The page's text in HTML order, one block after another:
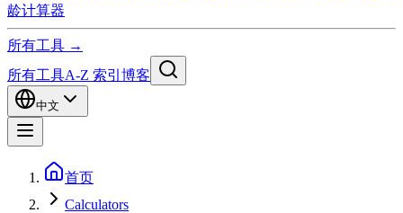
龄计算器
所有工具 →
所有工具A-Z 索引 博客
中文
首页
Calculators